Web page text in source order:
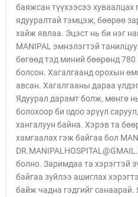
баяжсан түүхээсээ
ядууралтай тэмцэж, бөөрөө
хайж явлаа. Эцэст нь би нэг
MANIPAL эмнэлэгтэй
бөгөөд тэд миний бөөрөнд
болсон. Хагалгаанд орохын
авсан. Хагалгааны дараа
Ядуурал дарамт болж, мөнгө
болохоор би одоо эрүүл
хангалуун байна. Хэрэв та
хамгаалах гэж байгаа бол
болно. Заримдаа та хэрэгтэй
байгаа зүйлээ ашиглах
байж чадна гэдгийг